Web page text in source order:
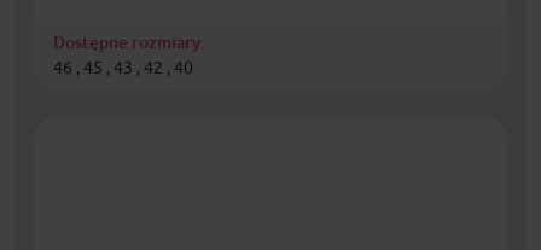
Dostępne rozmiary:
46 , 45 , 43 , 42 , 40